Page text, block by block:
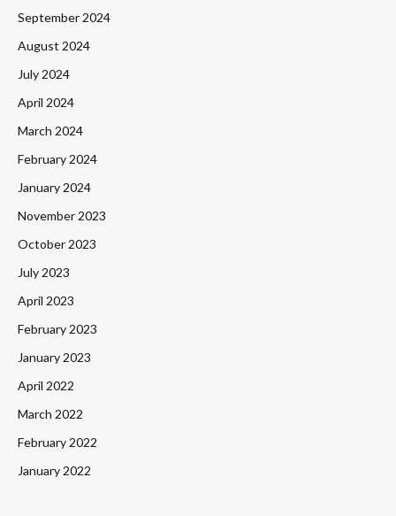
September 2024
August 2024
July 2024
April 2024
March 2024
February 2024
January 2024
November 2023
October 2023
July 2023
April 2023
February 2023
January 2023
April 2022
March 2022
February 2022
January 2022